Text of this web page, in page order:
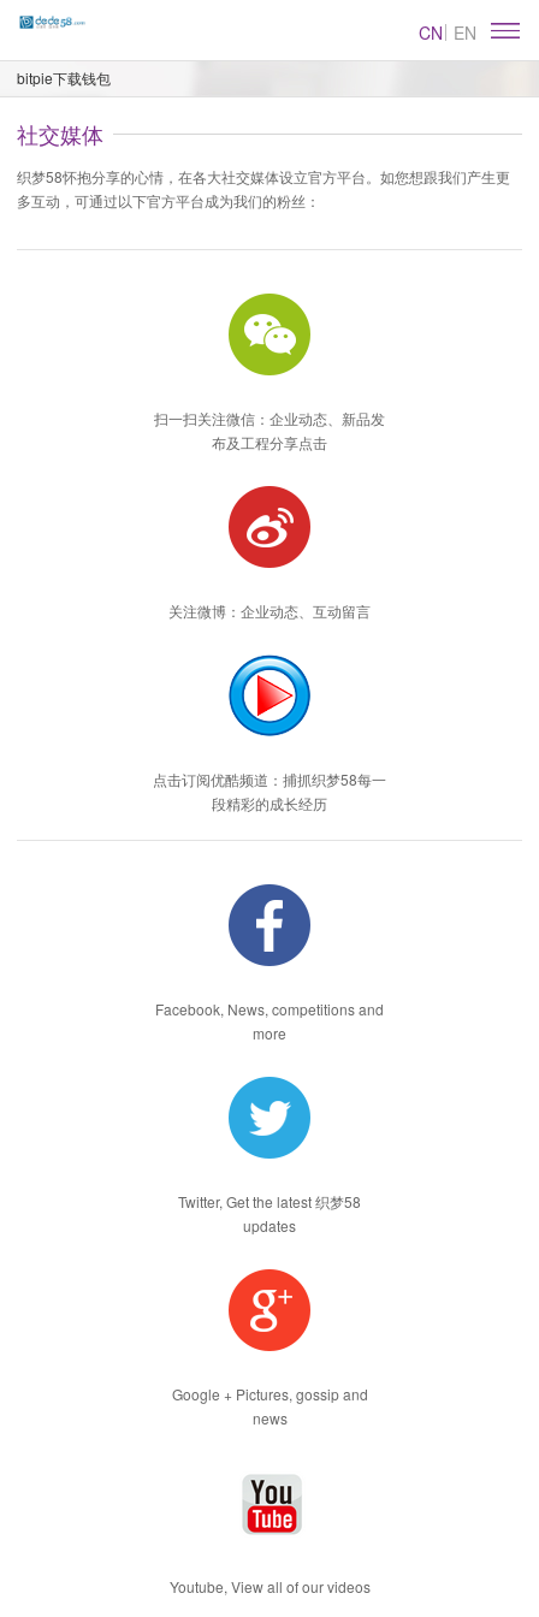
CN EN
bitpie下载钱包
社交媒体
织梦58怀抱分享的心情，在各大社交媒体设立官方平台。如您想跟我们产生更
多互动，可通过以下官方平台成为我们的粉丝：
扫一扫关注微信：企业动态、新品发
布及工程分享点击
关注微博：企业动态、互动留言
点击订阅优酷频道：捕抓织梦58每一
段精彩的成长经历
Facebook, News, competitions and
more
Twitter, Get the latest 织梦58
updates
Google + Pictures, gossip and
news
Youtube, View all of our videos